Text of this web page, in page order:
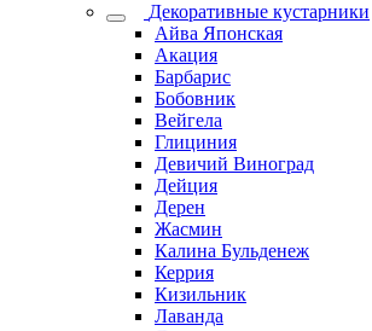
Декоративные кустарники
Айва Японская
Акация
Барбарис
Бобовник
Вейгела
Глициния
Девичий Виноград
Дейция
Дерен
Жасмин
Калина Бульденеж
Керрия
Кизильник
Лаванда